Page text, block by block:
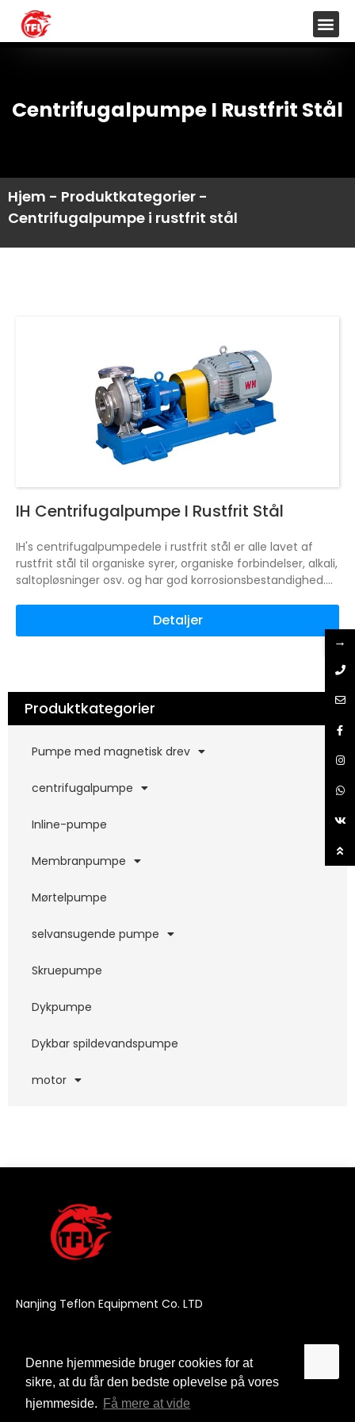
Denne hjemmeside bruger cookies for at
sikre, at du får den bedste oplevelse på vores
hjemmeside. Få mere at vide
Denne hjemmeside bruger cookies for at
sikre, at du får den bedste oplevelse på vores
hjemmeside. Få mere at vide
Centrifugalpumpe I Rustfrit Stål
Hjem - Produktkategorier -
Centrifugalpumpe i rustfrit stål
Produktkategorier
Pumpe med magnetisk drev
centrifugalpumpe
Inline-pumpe
Membranpumpe
Mørtelpumpe
selvansugende pumpe
Skruepumpe
Dykpumpe
Dykbar spildevandspumpe
motor
IH Centrifugalpumpe I Rustfrit Stål
IH's centrifugalpumpedele i rustfrit stål er alle lavet af
rustfrit stål til organiske syrer, organiske forbindelser, alkali,
saltopløsninger osv. og har god korrosionsbestandighed.
tætningsenhed, der kan bruges på en lang række
Som f.eks. kemikalier, elektricitet, papir,
Detaljer
Nanjing Teflon Equipment Co. LTD
→